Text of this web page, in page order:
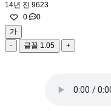
14년 전 9623
0
0
가
-
글꼴 1.05 +